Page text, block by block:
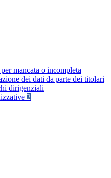
mancata o incompleta
dei dati da parte dei titolari
dirigenziali
2